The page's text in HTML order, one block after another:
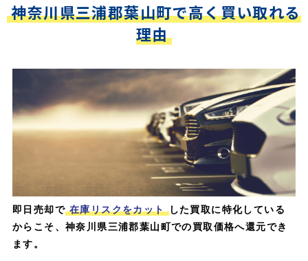
神奈川県三浦郡葉山町で高く買い取れる
理由
即日売却で 在庫リスクをカット した買取に特化している
からこそ、神奈川県三浦郡葉山町での買取価格へ還元でき
ます。